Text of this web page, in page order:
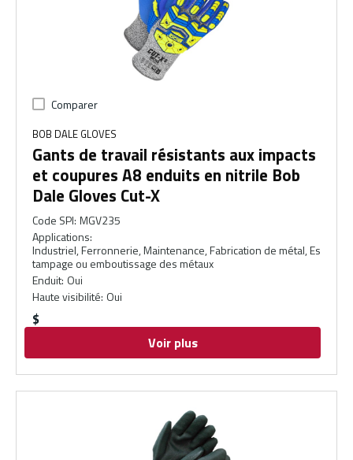
Comparer
BOB DALE GLOVES
Gants de travail résistants aux impacts
et coupures A8 enduits en nitrile Bob
Dale Gloves Cut-X
Code SPI: MGV235
Applications:
Industriel, Ferronnerie, Maintenance, Fabrication de métal, Es
tampage ou emboutissage des métaux
Enduit: Oui
Haute visibilité: Oui
$
Voir plus